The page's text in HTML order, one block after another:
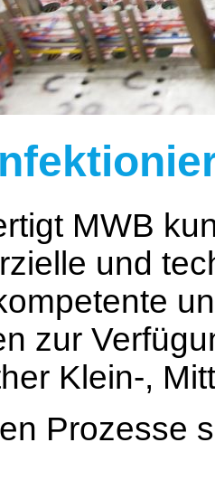
MWB
und
zur
Klein-,
Prozesse